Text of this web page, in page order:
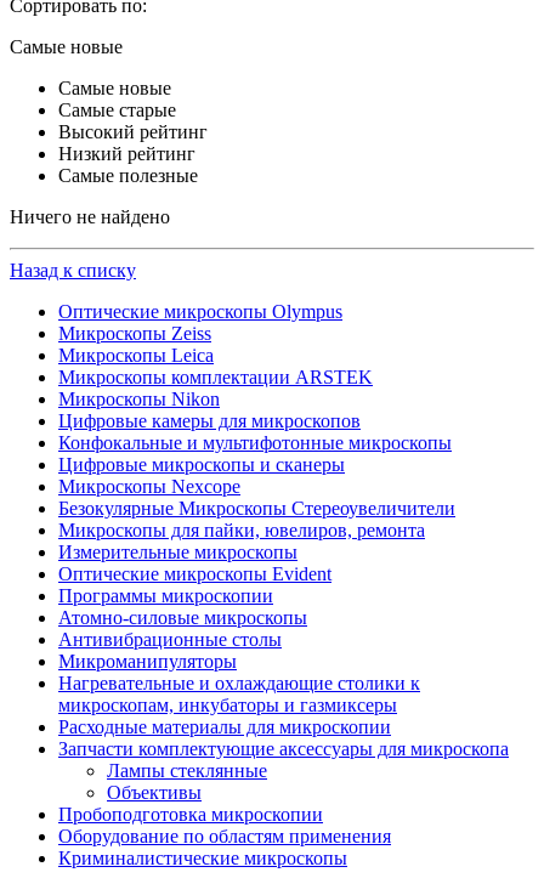
Сортировать по:
Самые новые
Самые новые
Самые старые
Высокий рейтинг
Низкий рейтинг
Самые полезные
Ничего не найдено
Назад к списку
Оптические микроскопы Olympus
Микроскопы Zeiss
Микроскопы Leica
Микроскопы комплектации ARSTEK
Микроскопы Nikon
Цифровые камеры для микроскопов
Конфокальные и мультифотонные микроскопы
Цифровые микроскопы и сканеры
Микроскопы Nexcope
Безокулярные Микроскопы Стереоувеличители
Микроскопы для пайки, ювелиров, ремонта
Измерительные микроскопы
Оптические микроскопы Evident
Программы микроскопии
Атомно-силовые микроскопы
Антивибрационные столы
Микроманипуляторы
Нагревательные и охлаждающие столики к
микроскопам, инкубаторы и газмиксеры
Расходные материалы для микроскопии
Запчасти комплектующие аксессуары для микроскопа
Лампы стеклянные
Объективы
Пробоподготовка микроскопии
Оборудование по областям применения
Криминалистические микроскопы